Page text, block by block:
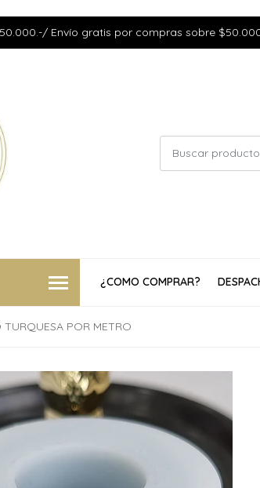
Envío gratis por compras sobre
¿COMO COMPRAR?
TURQUESA POR METRO